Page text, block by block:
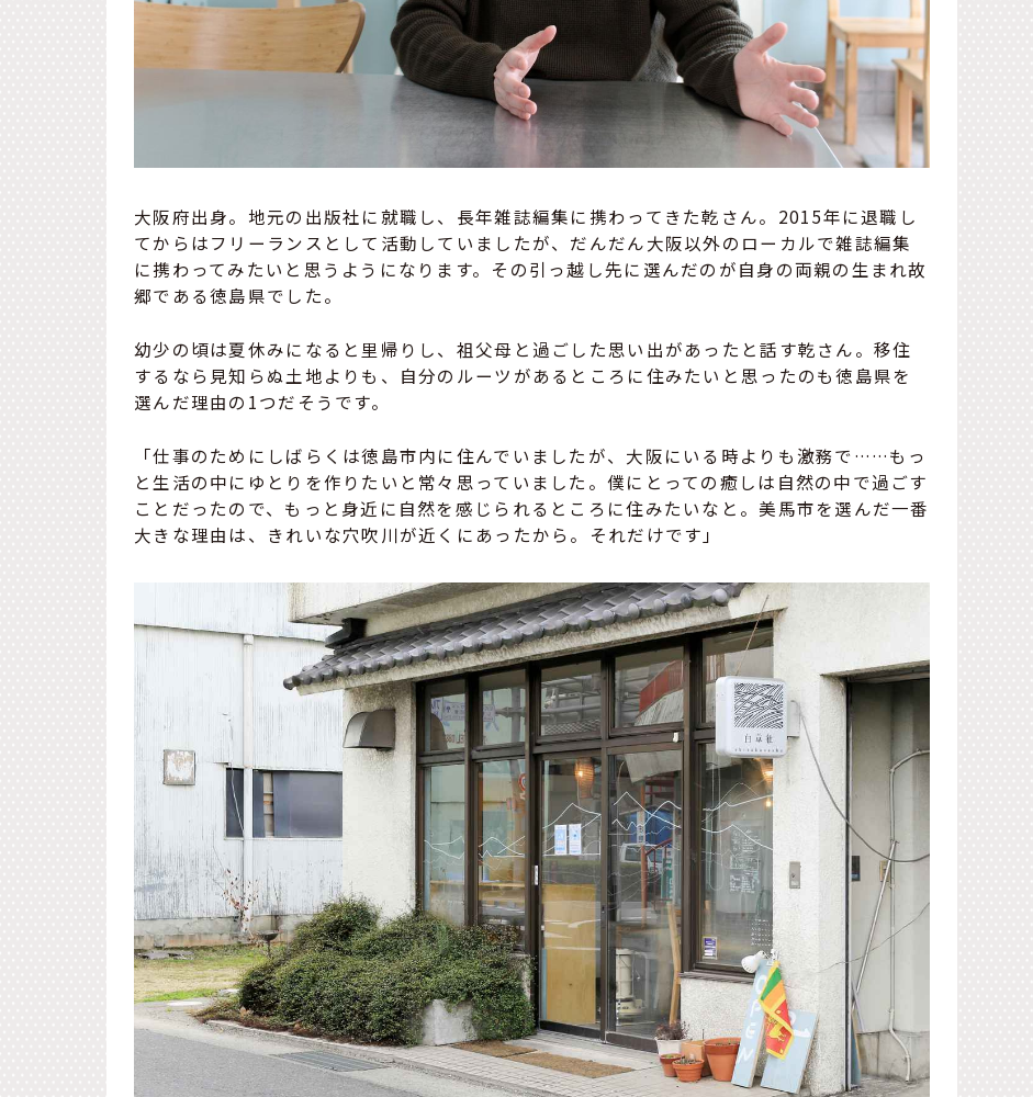
大阪府出身。地元の出版社に就職し、長年雑誌編集に携わってきた乾さん。2015年に退職し
てからはフリーランスとして活動していましたが、だんだん大阪以外のローカルで雑誌編集
に携わってみたいと思うようになります。その引っ越し先に選んだのが自身の両親の生まれ故
郷である徳島県でした。
幼少の頃は夏休みになると里帰りし、祖父母と過ごした思い出があったと話す乾さん。移住
するなら見知らぬ土地よりも、自分のルーツがあるところに住みたいと思ったのも徳島県を
選んだ理由の1つだそうです。
「仕事のためにしばらくは徳島市内に住んでいましたが、大阪にいる時よりも激務で……もっ
と生活の中にゆとりを作りたいと常々思っていました。僕にとっての癒しは自然の中で過ごす
ことだったので、もっと身近に自然を感じられるところに住みたいなと。美馬市を選んだ一番
大きな理由は、きれいな穴吹川が近くにあったから。それだけです」